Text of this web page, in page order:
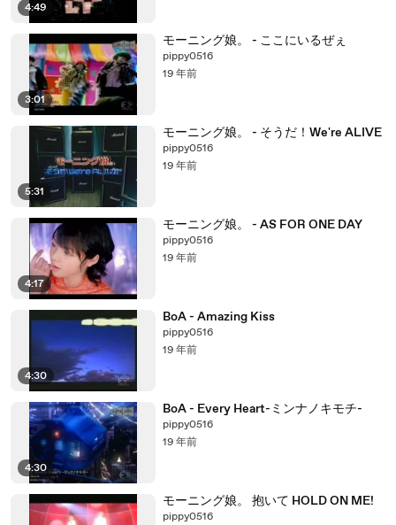
4:49
3:01
モーニング娘。 - ここにいるぜぇ
pippy0516
19 年前
5:31
モーニング娘。 - そうだ！We're ALIVE
pippy0516
19 年前
4:17
モーニング娘。 - AS FOR ONE DAY
pippy0516
19 年前
4:30
BoA - Amazing Kiss
pippy0516
19 年前
4:30
BoA - Every Heart-ミンナノキモチ-
pippy0516
19 年前
モーニング娘。 抱いて HOLD ON ME!
pippy0516